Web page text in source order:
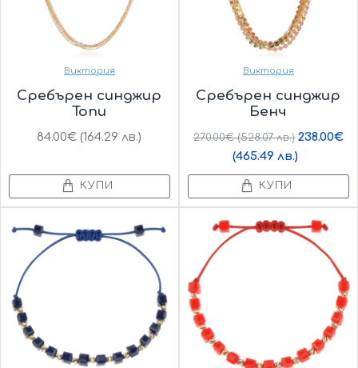
Виктория
Сребърен синджир
Топи
84.00€ (164.29 лв.)
КУПИ
Виктория
Сребърен синджир
Бенч
270.00€ (528.07 лв.) 238.00€
(465.49 лв.)
КУПИ